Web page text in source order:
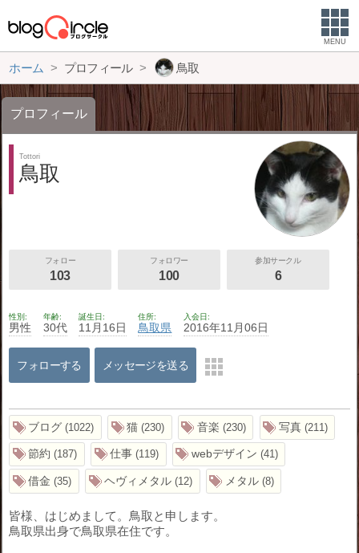
MENU
ホーム プロフィール 鳥取
プロフィール
Tottori
鳥取
フォロー
103
フォロワー
100
参加サークル
6
性別
男性
年齢
30代
誕生日
11月16日
住所
鳥取県
入会日
2016年11月06日
フォローする メッセージを送る
ブログ 1022 猫 230 音楽 230 写真 211
節約 187 仕事 119 webデザイン 41
借金 35 ヘヴィメタル 12 メタル 8
皆様、はじめまして。鳥取と申します。
鳥取県出身で鳥取県在住です。